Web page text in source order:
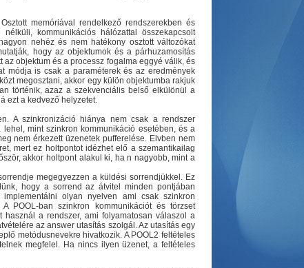
memóriával rendelkező rendszerekben és
kommunikációs hálózattal összekapcsolt
nehéz és nem hatékony osztott változókat
hogy az objektumok és a párhuzamosítás
objektum és a processz fogalma eggyé válik, és
módja is csak a paraméterek és az eredmények
megosztani, akkor egy külön objektumba rakjuk
történik, azaz a szekvenciális belső elkülönül a
ezt a kedvező helyzetet.
A szinkronizáció hiánya nem csak a rendszer
mint szinkron kommunikáció esetében, és a
nem érkezett üzenetek pufferelése. Elvben nem
mert ez holtpontot idézhet elő a szemantikailag
akkor holtpont alakul ki, ha n nagyobb, mint a
megegyezzen a küldési sorrendjükkel. Ez
hogy a sorrend az átvitel minden pontjában
olyan nyelven ami csak szinkron
POOL-ban szinkron kommunikációt és törzset
használ a rendszer, ami folyamatosan válaszol a
az answer utasítás szolgál. Az utasítás egy
metódusnevekre hivatkozik. A POOL2 feltételes
megfelel. Ha nincs ilyen üzenet, a feltételes